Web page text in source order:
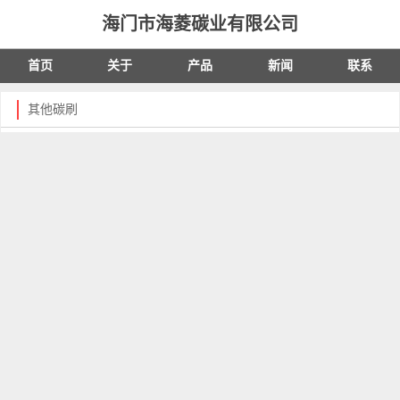
海门市海菱碳业有限公司
首页 关于 产品 新闻 联系
其他碳刷